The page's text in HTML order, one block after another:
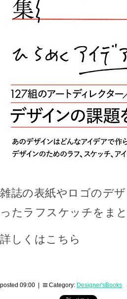
雑誌の表紙やロゴのデ
ったラフスケッチをま
詳しくはこちら
posted 09:00 | Category: Designer'sBooks